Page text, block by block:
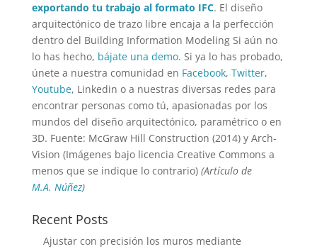
exportando tu trabajo al formato IFC. El diseño
arquitectónico de trazo libre encaja a la perfección
dentro del Building Information Modeling Si aún no
lo has hecho, bájate una demo. Si ya lo has probado,
únete a nuestra comunidad en Facebook, Twitter,
Youtube, Linkedin o a nuestras diversas redes para
encontrar personas como tú, apasionadas por los
mundos del diseño arquitectónico, paramétrico o en
3D. Fuente: McGraw Hill Construction (2014) y Arch-
Vision (Imágenes bajo licencia Creative Commons a
menos que se indique lo contrario) (Artículo de
M.A. Núñez)
Recent Posts
Ajustar con precisión los muros mediante